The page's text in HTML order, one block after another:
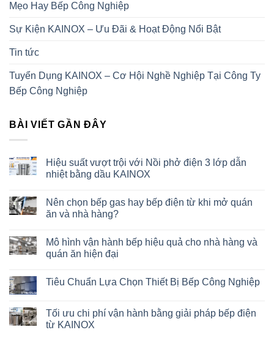
Mẹo Hay Bếp Công Nghiệp
Sự Kiện KAINOX – Ưu Đãi & Hoạt Động Nổi Bật
Tin tức
Tuyển Dụng KAINOX – Cơ Hội Nghề Nghiệp Tại Công Ty
Bếp Công Nghiệp
BÀI VIẾT GẦN ĐÂY
Hiệu suất vượt trội với Nồi phở điện 3 lớp dẫn
nhiệt bằng dầu KAINOX
Nên chọn bếp gas hay bếp điện từ khi mở quán
ăn và nhà hàng?
Mô hình vận hành bếp hiệu quả cho nhà hàng và
quán ăn hiện đại
Tiêu Chuẩn Lựa Chọn Thiết Bị Bếp Công Nghiệp
Tối ưu chi phí vận hành bằng giải pháp bếp điện
từ KAINOX